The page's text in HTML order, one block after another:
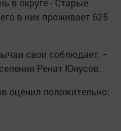
в округе - Старые
в них проживает 625
свои соблюдает, −
Ренат Юнусов.
оценил положительно: